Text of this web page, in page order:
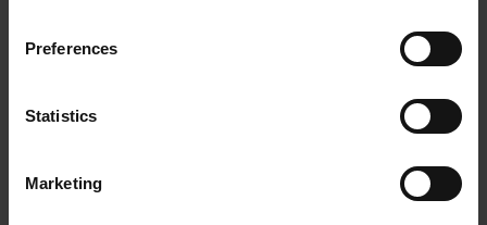
Preferences
Statistics
Marketing
Contrairement à ce que l’on pourrait penser, les
acouphènes ne touchent pas que les adultes et
réalisé en vue de la Journée Nationale de
l’Audition, 28% des jeunes déclarent avoir déjà
LES ADOLESCENTS Plus de la moitié des 15-17